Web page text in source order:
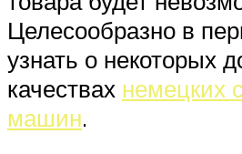
Целесообразно в
узнать о некоторых
качествах немецких
машин.